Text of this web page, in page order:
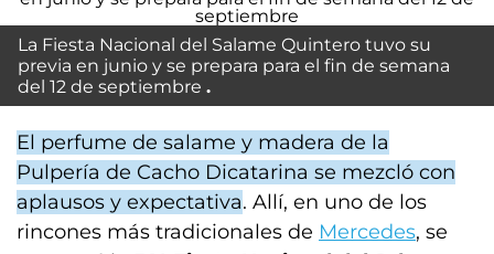
La Fiesta Nacional del Salame Quintero tuvo su
previa en junio y se prepara para el fin de semana
del 12 de septiembre
El perfume de salame y madera de la
Pulpería de Cacho Dicatarina se mezcló con
aplausos y expectativa. Allí, en uno de los
rincones más tradicionales de Mercedes, se